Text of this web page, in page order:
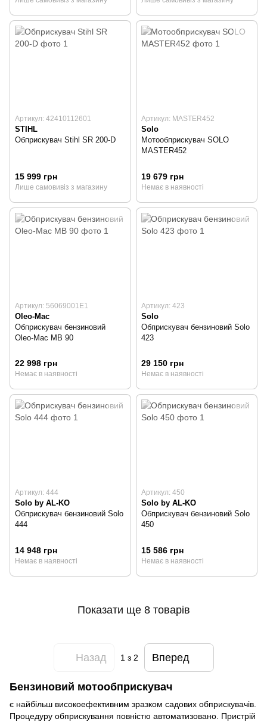
Артикул: 42410112601
STIHL
Обприскувач Stihl SR 200-D
15 999 грн
Лише самовивіз з магазину
Артикул: MASTER452
Solo
Мотообприскувач SOLO
MASTER452
19 679 грн
Немає в наявності
Артикул: 56069001E1
Oleo-Mac
Обприскувач бензиновий
Oleo-Mac MB 90
22 998 грн
Немає в наявності
Артикул: 423
Solo
Обприскувач бензиновий Solo
423
29 150 грн
Немає в наявності
Артикул: 444
Solo by AL-KO
Обприскувач бензиновий Solo
444
14 948 грн
Немає в наявності
Артикул: 450
Solo by AL-KO
Обприскувач бензиновий Solo
450
15 586 грн
Немає в наявності
Показати ще 8 товарів
Назад 1 з 2 Вперед
Бензиновий мотообприскувач
є найбільш високоефективним зразком садових обприскувачів.
Процедуру обприскування повністю автоматизовано. Пристрій